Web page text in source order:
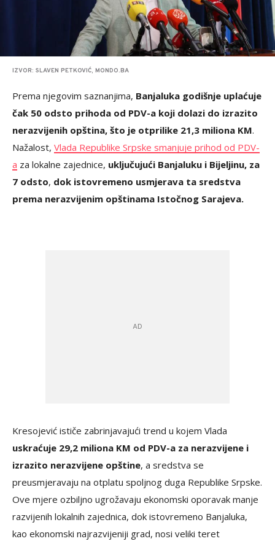
IZVOR: SLAVEN PETKOVIĆ, MONDO.BA
Prema njegovim saznanjima, Banjaluka godišnje uplaćuje
čak 50 odsto prihoda od PDV-a koji dolazi do izrazito
nerazvijenih opština, što je otprilike 21,3 miliona KM.
Nažalost, Vlada Republike Srpske smanjuje prihod od PDV-
a za lokalne zajednice, uključujući Banjaluku i Bijeljinu, za
7 odsto, dok istovremeno usmjerava ta sredstva
prema nerazvijenim opštinama Istočnog Sarajeva.
Kresojević ističe zabrinjavajući trend u kojem Vlada
uskraćuje 29,2 miliona KM od PDV-a za nerazvijene i
izrazito nerazvijene opštine, a sredstva se
preusmjeravaju na otplatu spoljnog duga Republike Srpske.
Ove mjere ozbiljno ugrožavaju ekonomski oporavak manje
razvijenih lokalnih zajednica, dok istovremeno Banjaluka,
kao ekonomski najrazvijeniji grad, nosi veliki teret